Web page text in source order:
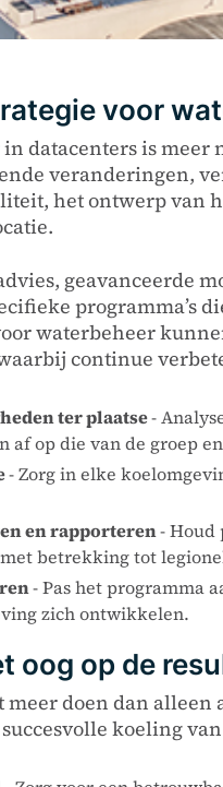
voor
datacenters is
veranderingen,
het ontwerp van
geavanceerde
programma’s
waterbeheer
continue
ter plaatse-
af op die van de groep
- Zorg in elke
en rapporteren- Houd
betrekking tot
- Pas het programma
zich ontwikkelen.
oog op de
doen dan
koeling